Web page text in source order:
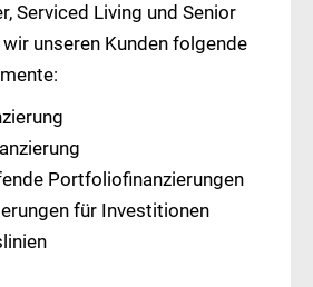
Serviced Living und Senior
unseren Kunden folgende
Portfoliofinanzierungen
für Investitionen